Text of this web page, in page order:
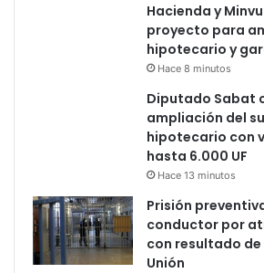
Hacienda y
proyecto para
hipotecario y
Hace 8 minutos
Diputado Sabat
ampliación del
hipotecario con
hasta 6.000 UF
Hace 13 minutos
Prisión
conductor por
con resultado de
Unión